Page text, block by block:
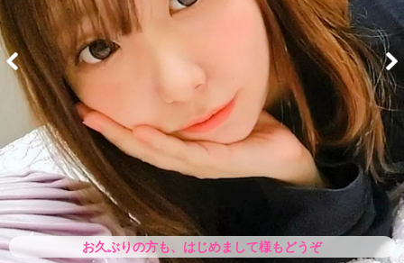
お久ぶりの方も、はじめまして様もどうぞ